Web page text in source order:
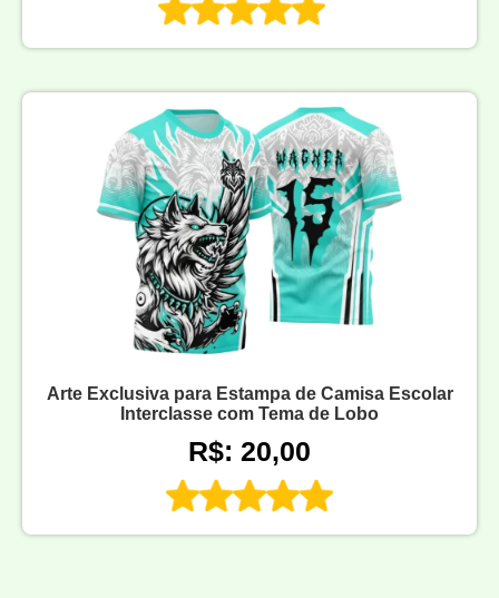
Arte Exclusiva para Estampa de Camisa Escolar
Interclasse com Tema de Lobo
R$: 20,00